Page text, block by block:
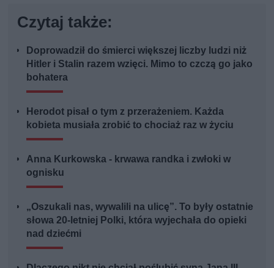
Czytaj także:
Doprowadził do śmierci większej liczby ludzi niż
Hitler i Stalin razem wzięci. Mimo to czczą go jako
bohatera
Herodot pisał o tym z przerażeniem. Każda
kobieta musiała zrobić to chociaż raz w życiu
Anna Kurkowska - krwawa randka i zwłoki w
ognisku
„Oszukali nas, wywalili na ulicę”. To były ostatnie
słowa 20-letniej Polki, która wyjechała do opieki
nad dziećmi